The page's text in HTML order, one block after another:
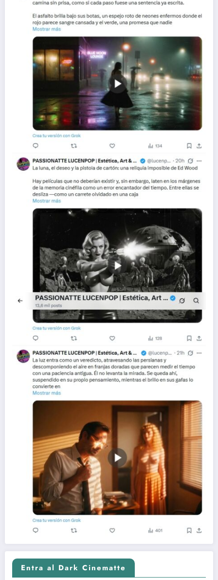
Entra al Dark Cinematte